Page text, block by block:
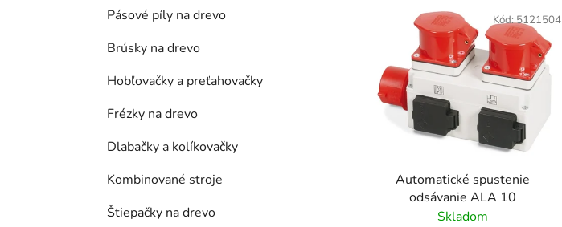
Pásové píly na drevo
Brúsky na drevo
Hobľovačky a preťahovačky
Frézky na drevo
Dlabačky a kolíkovačky
Kombinované stroje
Štiepačky na drevo
Automatické spustenie
odsávanie ALA 10
Skladom
Kód:5121504